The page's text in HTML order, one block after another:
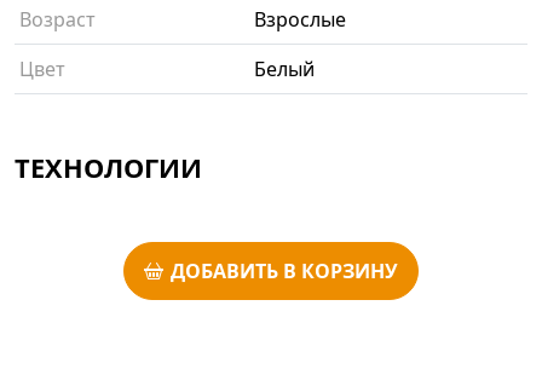
Возраст
Взрослые
Цвет
Белый
ТЕХНОЛОГИИ
ДОБАВИТЬ В КОРЗИНУ